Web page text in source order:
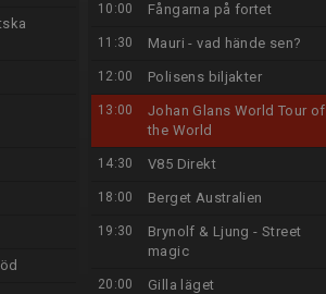
10:00 Fångarna på fortet
11:30 Mauri - vad hände sen?
12:00 Polisens biljakter
13:00
Johan Glans World Tour of
the World
14:30 V85 Direkt
18:00 Berget Australien
19:30
Brynolf & Ljung - Street
magic
20:00 Gilla läget